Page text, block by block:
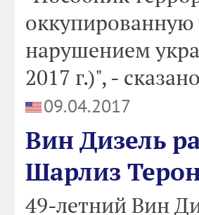
нарушением
2017 г.)", -
09.04.2017
Вин Дизель
Шарлиз
49-летний Вин